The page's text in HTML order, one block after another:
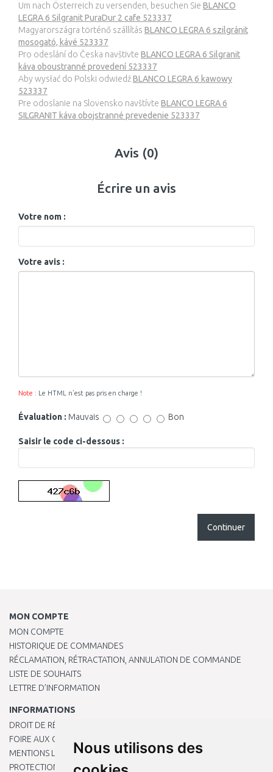
Nous utilisons des
Um nach Österreich zu versenden, besuchen Sie BLANCO
LEGRA 6 Silgranit PuraDur 2 cafe 523337
Magyarországra történő szállítás BLANCO LEGRA 6 szilgránit
mosogató, kávé 523337
Pro odeslání do Česka navštivte BLANCO LEGRA 6 Silgranit
káva oboustranné provedení 523337
Aby wysłać do Polski odwiedźBLANCO LEGRA 6 kawowy
523337
Pre odoslanie na Slovensko navštívte BLANCO LEGRA 6
SILGRANIT káva obojstranné prevedenie 523337
Avis (0)
Écrire un avis
Votre nom :
Votre avis :
Note : Le HTML n’est pas pris en charge !
Évaluation : Mauvais Bon
Saisir le code ci-dessous :
Continuer
MON COMPTE
MON COMPTE
HISTORIQUE DE COMMANDES
RÉCLAMATION, RÉTRACTATION, ANNULATION DE COMMANDE
LISTE DE SOUHAITS
LETTRE D’INFORMATION
INFORMATIONS
DROIT DE RÉTRACTATION
FOIRE AUX QUESTIONS
MENTIONS LÉGALES
PROTECTION DES DONNÉES PERSONNELLES